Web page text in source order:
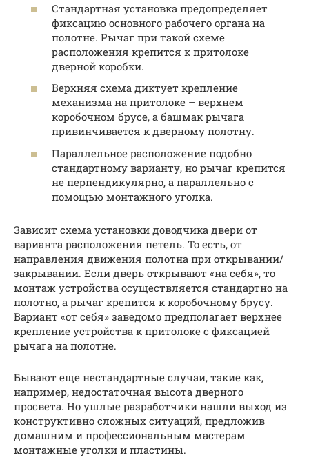
Стандартная установка предопределяет
фиксацию основного рабочего органа на
полотне. Рычаг при такой схеме
расположения крепится к притолоке
дверной коробки.
Верхняя схема диктует крепление
механизма на притолоке – верхнем
коробочном брусе, а башмак рычага
привинчивается к дверному полотну.
Параллельное расположение подобно
стандартному варианту, но рычаг крепится
не перпендикулярно, а параллельно с
помощью монтажного уголка.
Зависит схема установки доводчика двери от
варианта расположения петель. То есть, от
направления движения полотна при открывании/
закрывании. Если дверь открывают «на себя», то
монтаж устройства осуществляется стандартно на
полотно, а рычаг крепится к коробочному брусу.
Вариант «от себя» заведомо предполагает верхнее
крепление устройства к притолоке с фиксацией
рычага на полотне.
Бывают еще нестандартные случаи, такие как,
например, недостаточная высота дверного
просвета. Но ушлые разработчики нашли выход из
конструктивно сложных ситуаций, предложив
домашним и профессиональным мастерам
монтажные уголки и пластины.